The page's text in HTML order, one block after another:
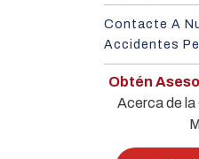
Contacte A
Accidentes
Obtén
Acerca de la